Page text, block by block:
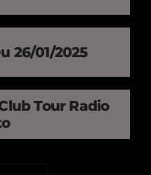
26/01/2025
Tour Radio